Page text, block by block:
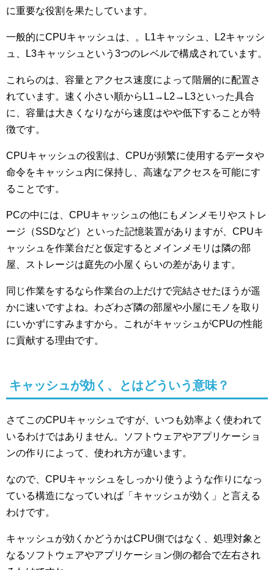
に重要な役割を果たしています。
一般的にCPUキャッシュは、。L1キャッシュ、L2キャッシ
ュ、L3キャッシュという3つのレベルで構成されています。
これらのは、容量とアクセス速度によって階層的に配置さ
れています。速く小さい順からL1→L2→L3といった具合
に、容量は大きくなりながら速度はやや低下することが特
徴です。
CPUキャッシュの役割は、CPUが頻繁に使用するデータや
命令をキャッシュ内に保持し、高速なアクセスを可能にす
ることです。
PCの中には、CPUキャッシュの他にもメンメモリやストレ
ージ（SSDなど）といった記憶装置がありますが、CPUキ
ャッシュを作業台だと仮定するとメインメモリは隣の部
屋、ストレージは庭先の小屋くらいの差があります。
同じ作業をするなら作業台の上だけで完結させたほうが遥
かに速いですよね。わざわざ隣の部屋や小屋にモノを取り
にいかずにすみますから。これがキャッシュがCPUの性能
に貢献する理由です。
キャッシュが効く、とはどういう意味？
さてこのCPUキャッシュですが、いつも効率よく使われて
いるわけではありません。ソフトウェアやアプリケーショ
ンの作りによって、使われ方が違います。
なので、CPUキャッシュをしっかり使うような作りになっ
ている構造になっていれば「キャッシュが効く」と言える
わけです。
キャッシュが効くかどうかはCPU側ではなく、処理対象と
なるソフトウェアやアプリケーション側の都合で左右され